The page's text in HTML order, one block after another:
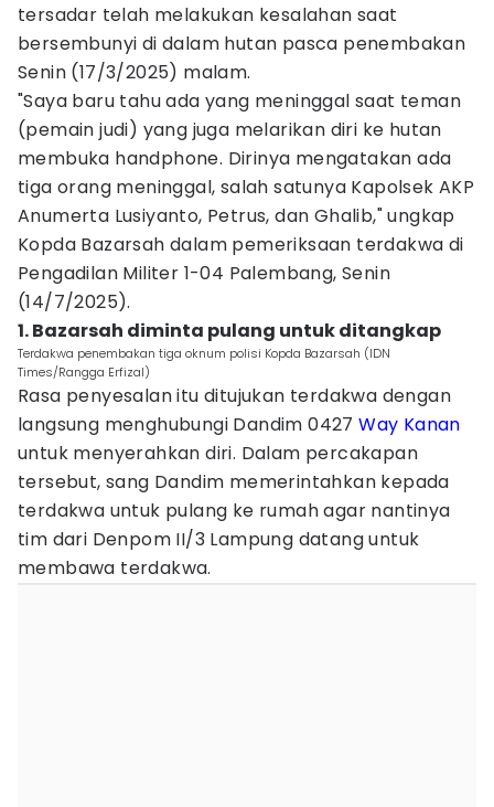
tersadar telah melakukan kesalahan saat
bersembunyi di dalam hutan pasca penembakan
Senin (17/3/2025) malam.
"Saya baru tahu ada yang meninggal saat teman
(pemain judi) yang juga melarikan diri ke hutan
membuka handphone. Dirinya mengatakan ada
tiga orang meninggal, salah satunya Kapolsek AKP
Anumerta Lusiyanto, Petrus, dan Ghalib," ungkap
Kopda Bazarsah dalam pemeriksaan terdakwa di
Pengadilan Militer 1-04 Palembang, Senin
(14/7/2025).
1. Bazarsah diminta pulang untuk ditangkap
Terdakwa penembakan tiga oknum polisi Kopda Bazarsah (IDN
Times/Rangga Erfizal)
Rasa penyesalan itu ditujukan terdakwa dengan
langsung menghubungi Dandim 0427Way Kanan
untuk menyerahkan diri. Dalam percakapan
tersebut, sang Dandim memerintahkan kepada
terdakwa untuk pulang ke rumah agar nantinya
tim dari Denpom II/3 Lampung datang untuk
membawa terdakwa.